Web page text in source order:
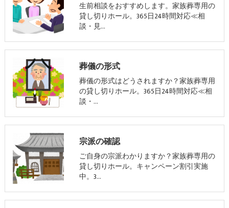
生前相談をおすすめします。家族葬専用の
貸し切りホール。365日24時間対応≪相
談・見…
葬儀の形式
葬儀の形式はどうされますか？家族葬専用
の貸し切りホール。365日24時間対応≪相
談・…
宗派の確認
ご自身の宗派わかりますか？家族葬専用の
貸し切りホール。キャンペーン割引実施
中。3…